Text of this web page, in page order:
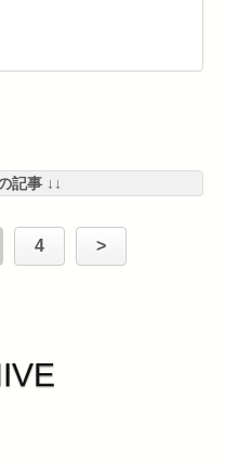
記事 ↓↓
4 >